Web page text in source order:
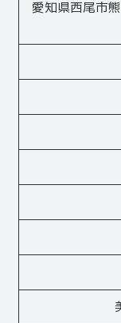
愛知県西尾市